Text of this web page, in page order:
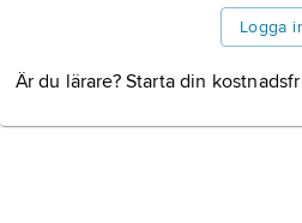
Logga
Är du lärare? Starta din